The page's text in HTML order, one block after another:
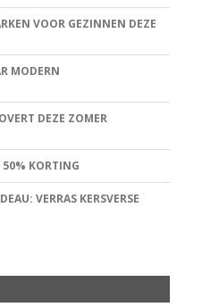
VOOR GEZINNEN DEZE
MODERN
DEZE ZOMER
50% KORTING
VERRAS KERSVERSE